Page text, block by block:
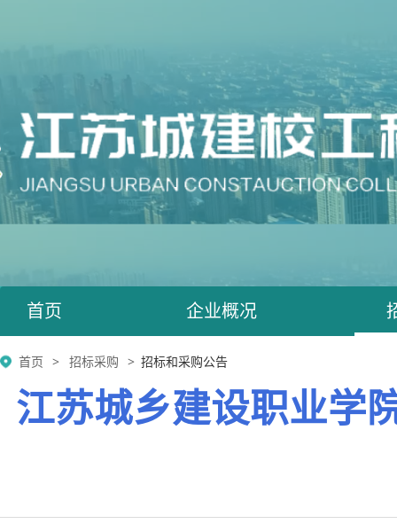
首页 企业概况
首页 招标采购 招标和采购公告
江苏城乡建设职业学